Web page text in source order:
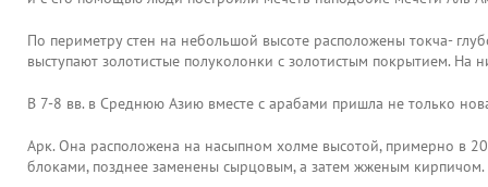
По периметру стен на небольшой высоте расположены токча-
выступают золотистые полуколонки с золотистым покрытием. На
В 7-8 вв. в Среднюю Азию вместе с арабами пришла не только
Арк. Она расположена на насыпном холме высотой, примерно в
блоками, позднее заменены сырцовым, а затем жженым кирпичом.